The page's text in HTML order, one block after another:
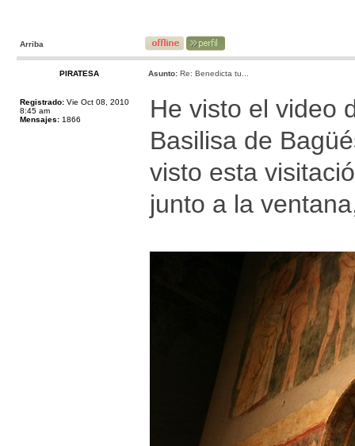
Arriba
PIRATESA Asunto: Re: Benedicta tu...
Registrado: Vie Oct 08, 2010
8:45 am
Mensajes: 1866
He visto el video
Basilisa de
visto esta
junto a la